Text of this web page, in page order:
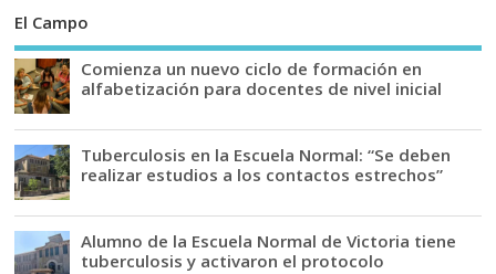
El Campo
Comienza un nuevo ciclo de formación en
alfabetización para docentes de nivel inicial
Tuberculosis en la Escuela Normal: “Se deben
realizar estudios a los contactos estrechos”
Alumno de la Escuela Normal de Victoria tiene
tuberculosis y activaron el protocolo